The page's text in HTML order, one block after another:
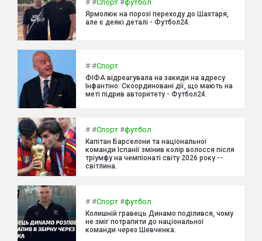
# #Спорт #футбол
Ярмолюк на порозі переходу до Шахтаря,
але є деякі деталі - Футбол24.
# #Спорт
ФІФА відреагувала на закиди на адресу
Інфантіно: Скоординовані дії, що мають на
меті підрив авторитету - Футбол24.
# #Спорт #футбол
Капітан Барселони та національної
команди Іспанії змінив колір волосся після
тріумфу на чемпіонаті світу 2026 року --
світлина.
# #Спорт #футбол
Колишній гравець Динамо поділився, чому
не зміг потрапити до національної
команди через Шевченка.